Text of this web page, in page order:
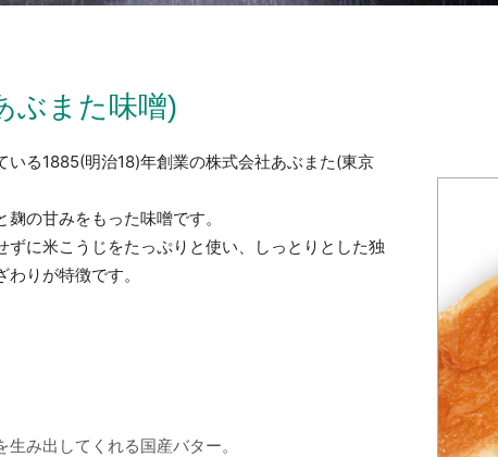
ぶまた味噌)
いる1885(明治18)年創業の株式会社あぶまた(東京
の甘みをもった味噌です。
に米こうじをたっぷりと使い、
しっとりとした独
りが特徴です。
み出してくれる国産バター。